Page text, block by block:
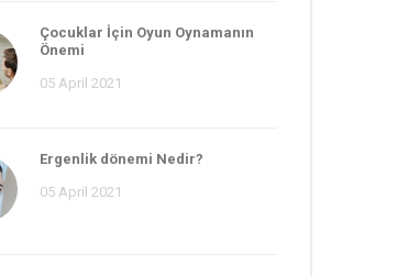
Çocuklar İçin Oyun Oynamanın
Önemi
05 April 2021
Ergenlik dönemi Nedir?
05 April 2021